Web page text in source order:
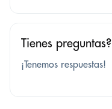
Tienes preguntas?
¡Tenemos respuestas!